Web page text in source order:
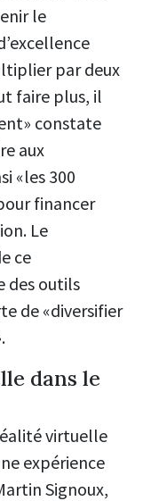
le
par deux
faire plus, il
constate
aux
«les 300
financer
Le
ce
des outils
de «diversifier
dans le
virtuelle
expérience
Signoux,